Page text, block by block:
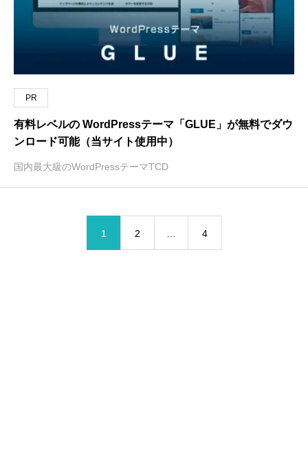
PR
有料レベルの WordPressテーマ「GLUE」が無料でダウ
ンロード可能（当サイト使用中）
国内最大級のWordPressテーマTCD
1 2 4